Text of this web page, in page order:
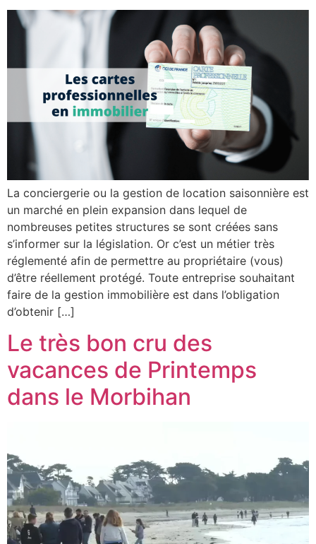
La conciergerie ou la gestion de location saisonnière est
un marché en plein expansion dans lequel de
nombreuses petites structures se sont créées sans
s’informer sur la législation. Or c’est un métier très
réglementé afin de permettre au propriétaire (vous)
d’être réellement protégé. Toute entreprise souhaitant
faire de la gestion immobilière est dans l’obligation
d’obtenir […]
Le très bon cru des
vacances de Printemps
dans le Morbihan